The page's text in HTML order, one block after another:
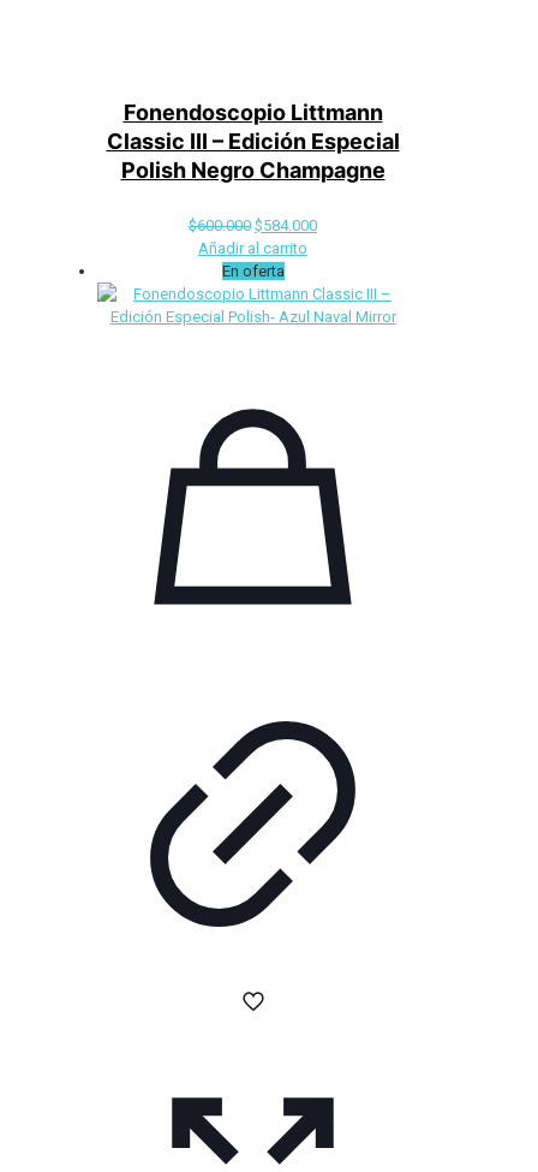
Fonendoscopio Littmann
Classic III – Edición Especial
Polish Negro Champagne
$600.000 El
precio
original
era:
$600.000.
$584.000El
es:
$584.000.
Añadir al carrito
En oferta